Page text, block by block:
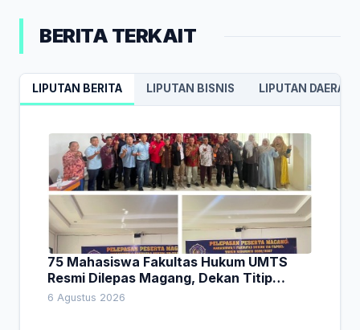
BERITA TERKAIT
LIPUTAN BERITA LIPUTAN BISNIS LIPUTAN DAERAH
75 Mahasiswa Fakultas Hukum UMTS
Resmi Dilepas Magang, Dekan Titip
Empat Pesan Penting
6 Agustus 2026